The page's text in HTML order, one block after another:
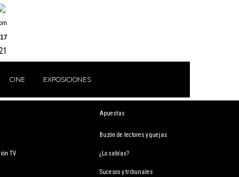
CINE EXPOSICIONES
TV
Apuestas
Buzón de lectores y quejas
¿Lo sabías?
Sucesos y tribunales